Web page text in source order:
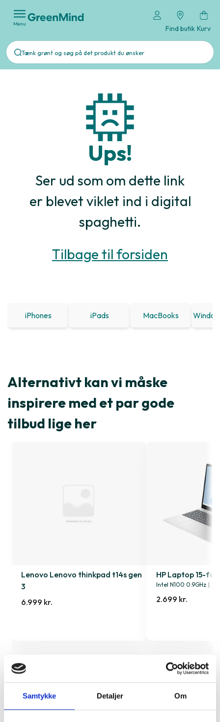
Samtykke Detaljer Om
Menu
Find butik Kurv
Ups!
Ser ud som om dette link
er blevet viklet ind i digital
spaghetti.
Tilbage til forsiden
iPhones iPads MacBooks
Alternativt kan vi måske
inspirere med et par gode
tilbud lige her
Lenovo Lenovo thinkpad t14s gen
3
6.999 kr.
HP Laptop 15-
Intel N100 0.9GHz |
2.699 kr.